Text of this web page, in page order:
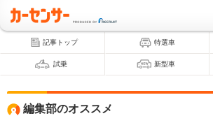
記事トップ 特選車
試乗 新型車
編集部のオススメ